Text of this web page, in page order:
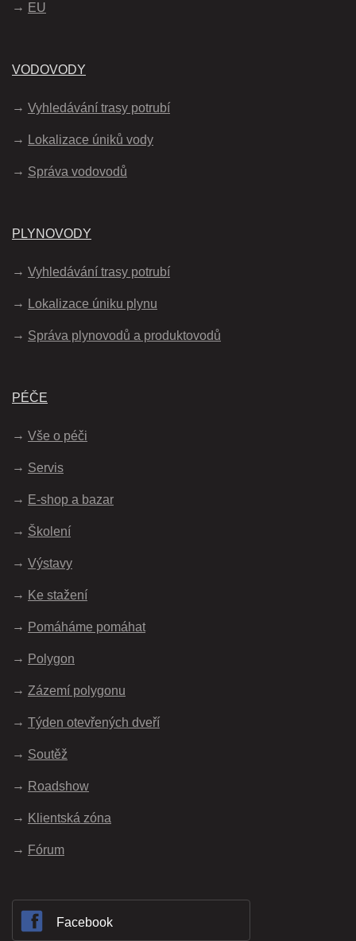
EU
VODOVODY
Vyhledávání trasy potrubí
Lokalizace úniků vody
Správa vodovodů
PLYNOVODY
Vyhledávání trasy potrubí
Lokalizace úniku plynu
Správa plynovodů a produktovodů
PÉČE
Vše o péči
Servis
E-shop a bazar
Školení
Výstavy
Ke stažení
Pomáháme pomáhat
Polygon
Zázemí polygonu
Týden otevřených dveří
Soutěž
Roadshow
Klientská zóna
Fórum
Facebook